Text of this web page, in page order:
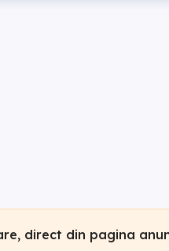
direct din pagina